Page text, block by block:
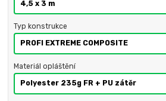
Typ konstrukce
Materiál opláštění